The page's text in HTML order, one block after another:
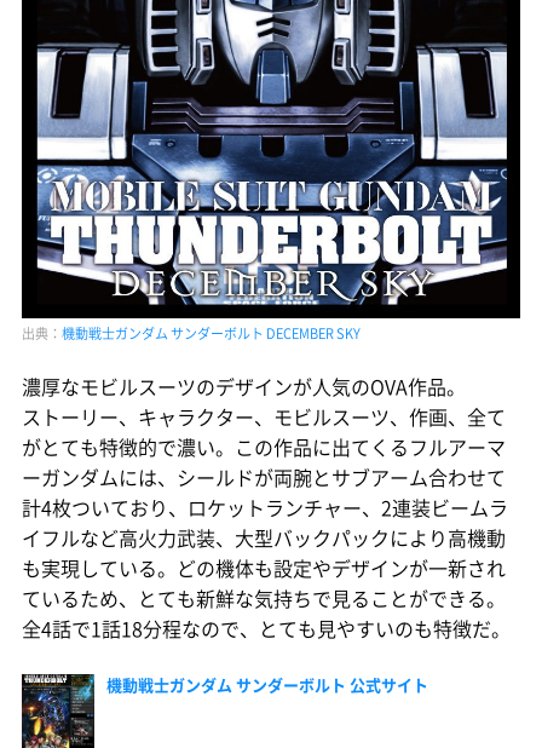
出典： 機動戦士ガンダム サンダーボルト DECEMBER SKY
濃厚なモビルスーツのデザインが人気のOVA作品。
ストーリー、キャラクター、モビルスーツ、作画、全て
がとても特徴的で濃い。この作品に出てくるフルアーマ
ーガンダムには、シールドが両腕とサブアーム合わせて
計4枚ついており、ロケットランチャー、2連装ビームラ
イフルなど高火力武装、大型バックパックにより高機動
も実現している。どの機体も設定やデザインが一新され
ているため、とても新鮮な気持ちで見ることができる。
全4話で1話18分程なので、とても見やすいのも特徴だ。
機動戦士ガンダム サンダーボルト 公式サイト